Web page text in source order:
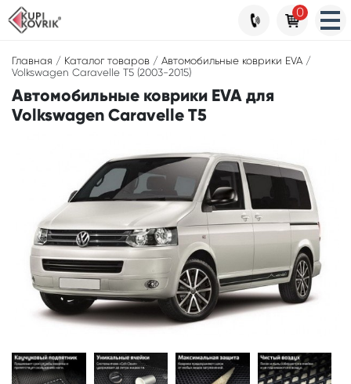
Главная / Каталог товаров / Автомобильные коврики EVA /
Volkswagen Caravelle T5 (2003-2015)
Автомобильные коврики EVA для
Volkswagen Caravelle T5
0